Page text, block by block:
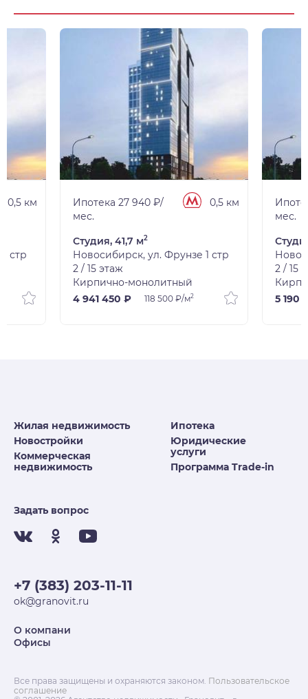
0,5 км
стр
Ипотека 27 940 ₽/
мес.
0,5 км
Студия, 41,7 м2
Новосибирск, ул. Фрунзе 1 стр
2 / 15 этаж
Кирпично-монолитный
4 941 450 ₽
118 500 ₽/м2
мес.
2 / 15
5 190
Жилая недвижимость
Новостройки
Коммерческая
недвижимость
Ипотека
Юридические
услуги
Программа Trade-in
Задать вопрос
+7 (383) 203-11-11
ok@granovit.ru
О компани
Офисы
Все права защищены и охраняются законом. Пользовательское
соглашение